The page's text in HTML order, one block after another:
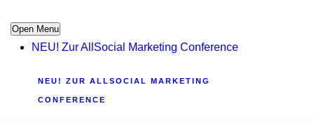
Open Menu
NEU! Zur AllSocial Marketing Conference
NEU! ZUR ALLSOCIAL MARKETING
CONFERENCE